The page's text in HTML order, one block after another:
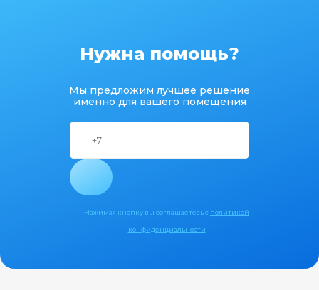
Нужна помощь?
Мы предложим лучшее решение
именно для вашего помещения
Нажимая кнопку вы соглашаетесь с политикой
конфиденциальности